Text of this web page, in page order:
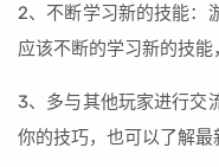
2、不断学习新的技能：
应该不断的学习新的技能
3、多与其他玩家进行交
你的技巧，也可以了解最